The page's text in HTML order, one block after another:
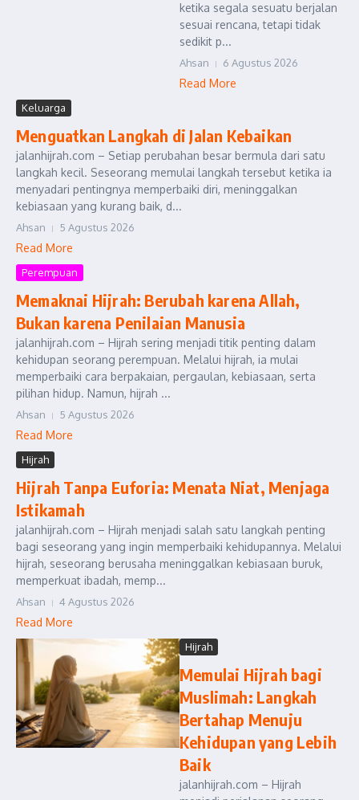
ketika segala sesuatu berjalan
sesuai rencana, tetapi tidak
sedikit p...
Ahsan 6 Agustus 2026
Read More
Keluarga
Menguatkan Langkah di Jalan Kebaikan
jalanhijrah.com – Setiap perubahan besar bermula dari satu
langkah kecil. Seseorang memulai langkah tersebut ketika ia
menyadari pentingnya memperbaiki diri, meninggalkan
kebiasaan yang kurang baik, d...
Ahsan 5 Agustus 2026
Read More
Perempuan
Memaknai Hijrah: Berubah karena Allah,
Bukan karena Penilaian Manusia
jalanhijrah.com – Hijrah sering menjadi titik penting dalam
kehidupan seorang perempuan. Melalui hijrah, ia mulai
memperbaiki cara berpakaian, pergaulan, kebiasaan, serta
pilihan hidup. Namun, hijrah ...
Ahsan 5 Agustus 2026
Read More
Hijrah
Hijrah Tanpa Euforia: Menata Niat, Menjaga
Istikamah
jalanhijrah.com – Hijrah menjadi salah satu langkah penting
bagi seseorang yang ingin memperbaiki kehidupannya. Melalui
hijrah, seseorang berusaha meninggalkan kebiasaan buruk,
memperkuat ibadah, memp...
Ahsan 4 Agustus 2026
Read More
Hijrah
Memulai Hijrah bagi
Muslimah: Langkah
Bertahap Menuju
Kehidupan yang Lebih
Baik
jalanhijrah.com – Hijrah